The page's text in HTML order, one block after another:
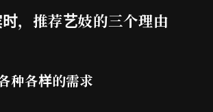
，推荐艺妓的三个理由
种各样的需求